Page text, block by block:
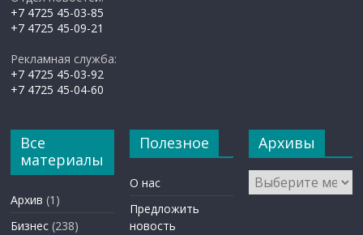
+7 4725 45-03-85
+7 4725 45-09-21
Рекламная служба:
+7 4725 45-03-92
+7 4725 45-04-60
Все
материалы
Архив (1)
Бизнес (238)
Полезное
О нас
Предложить
новость
Архивы
Архивы